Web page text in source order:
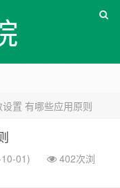
置 有哪些应用原则
01)
402次浏